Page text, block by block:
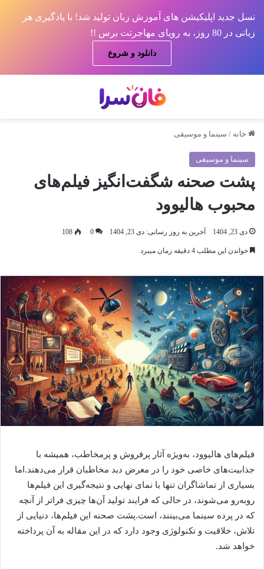
نسل جدید اپلیکیشن های آموزش زبان تولید شد! با یادگیری هر
زبانی در 80 روز، به رویای مهاجرتت برس !!
دانلود و شروع
خانه / سینما و موسیقی
سینما و موسیقی
پشت صحنه شگفت‌انگیز فیلم‌های
محبوب هالیوود
دی 23, 1404 آخرین به روز رسانی: دی 23, 1404 0
108
خواندن این مطلب 4 دقیقه زمان میبرد
فیلم‌های هالیوود، به‌ویژه آثار پرفروش و پرمخاطب، همیشه با
جذابیت‌های خاصی خود را در معرض دید مخاطبان قرار می‌دهند.اما
بسیاری از تماشاگران تنها با نمای نهایی و نتیجه‌گیری این فیلم‌ها
روبه‌رو می‌شوند، در حالی که فرایند تولید آن‌ها چیزی فراتر از آنچه
که در پرده سینما می‌بینند، است.پشت صحنه این فیلم‌ها، دنیایی از
تلاش، خلاقیت و تکنولوژی وجود دارد که در این مقاله به آن پرداخته
خواهد شد.